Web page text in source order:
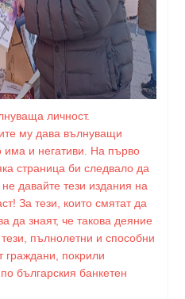
личност.
му дава вълнуващи
има и негативи. На първо
страница би следвало да
давайте тези издания на
За тези, които смятат да
да знаят, че такова деяние
пълнолетни и способни
граждани, покрили
българския банкетен